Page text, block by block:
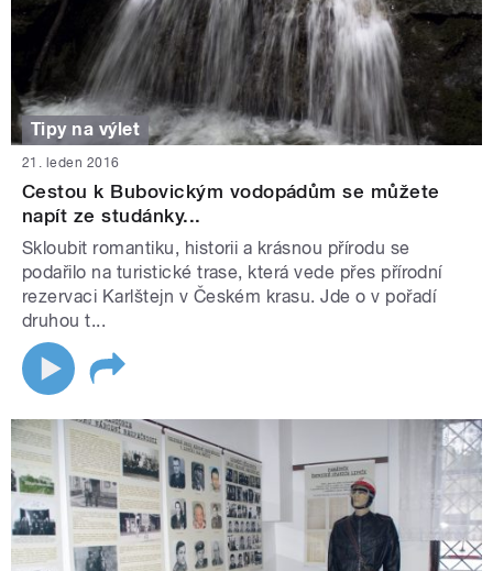
Tipy na výlet
21. leden 2016
Cestou k Bubovickým vodopádům se můžete
napít ze studánky...
Skloubit romantiku, historii a krásnou přírodu se
podařilo na turistické trase, která vede přes přírodní
rezervaci Karlštejn v Českém krasu. Jde o v pořadí
druhou t...